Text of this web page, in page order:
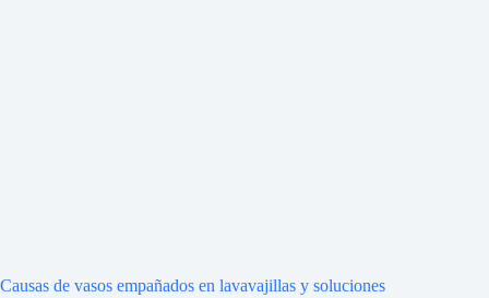
Causas de vasos empañados en lavavajillas y soluciones